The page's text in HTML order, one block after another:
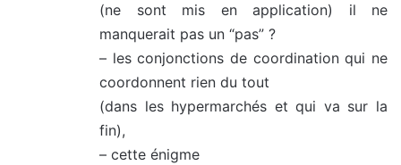
(ne sont mis en application) il ne
manquerait pas un “pas” ?
– les conjonctions de coordination qui ne
coordonnent rien du tout
(dans les hypermarchés et qui va sur la
fin),
– cette énigme